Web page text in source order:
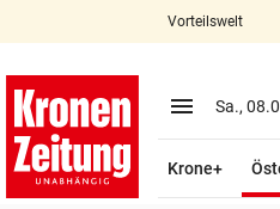
account_circle Anmelden
Vorteilswelt
menu Menü
Sa.,
Krone+